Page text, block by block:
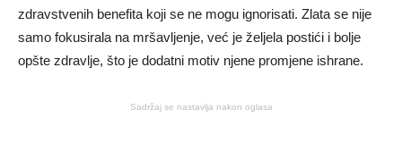
zdravstvenih benefita koji se ne mogu ignorisati. Zlata se nije
samo fokusirala na mršavljenje, već je željela postići i bolje
opšte zdravlje, što je dodatni motiv njene promjene ishrane.
Sadržaj se nastavlja nakon oglasa